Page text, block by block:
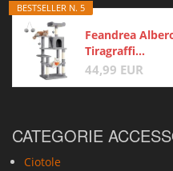
BESTSELLER N. 5
Feandrea
Tiragraffi...
44,99 EUR
CATEGORIE
Ciotole